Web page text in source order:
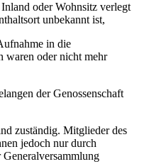
oder Wohnsitz verlegt
unbekannt ist,
in die
waren oder nicht mehr
der Genossenschaft
zuständig. Mitglieder des
jedoch nur durch